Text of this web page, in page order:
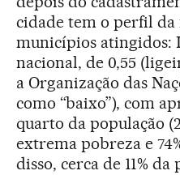
cidade tem o perfil da
municípios atingidos:
nacional, de 0,55
a Organização das
como “baixo”), com
quarto da população
extrema pobreza e
disso, cerca de 11%